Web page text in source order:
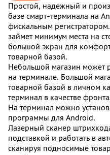
Простой, надежный и
базе смарт-терминала на
фискальным
займет минимум места на
большой экран для
товарной базой.
Небольшой магазин может
на терминале. Большой
товарной базой в личном
терминал в качестве
На терминал можно
программы для Android.
Лазерный сканер
подставкой и работать в
сканируя подносимые